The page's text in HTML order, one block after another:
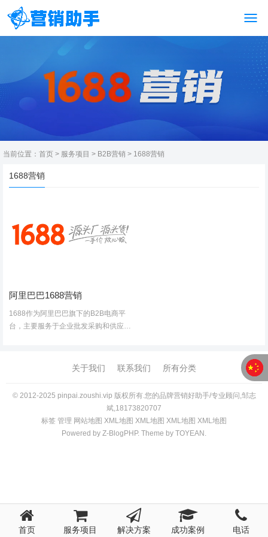
当前位置： 首页 > 服务项目 > B2B营销 > 1688营销
1688营销
阿里巴巴1688营销
1688作为阿里巴巴旗下的B2B电商平
台，主要服务于企业批发采购和供应链
发商：1. 精准对接B端客户，开拓批发
关于我们 联系我们 所有分类
© 2012-2025 pinpai.zoushi.vip 版权所有.您的品牌营销好助手/专业顾问,邹志
斌,18173820707
标签 管理 网站地图 XM L地图 XM L地图 XM L地图 XM L地图
Powered by Z-BlogPHP. Theme by TOYEAN .
首页 服务项目 解决方案 成功案例 电话